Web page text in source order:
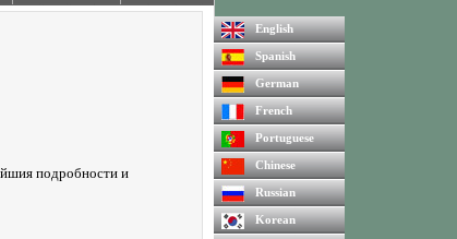
English
Spanish
German
French
Portuguese
Chinese
Russian
Korean
подробности и